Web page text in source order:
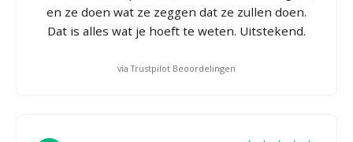
en ze doen wat ze zeggen dat ze zullen doen.
Dat is alles wat je hoeft te weten. Uitstekend.
via Trustpilot Beoordelingen